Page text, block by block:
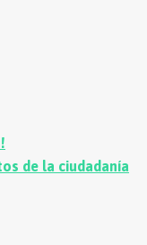
de la ciudadanía